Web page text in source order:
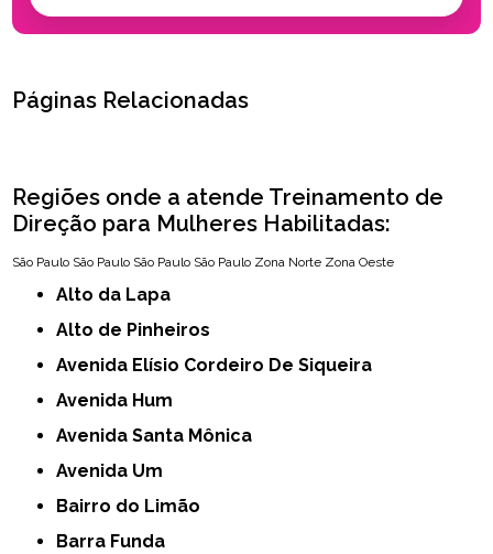
Páginas Relacionadas
Regiões onde a atende Treinamento de
Direção para Mulheres Habilitadas:
São Paulo São Paulo São Paulo São Paulo Zona Norte Zona Oeste
Alto da Lapa
Alto de Pinheiros
Avenida Elísio Cordeiro De Siqueira
Avenida Hum
Avenida Santa Mônica
Avenida Um
Bairro do Limão
Barra Funda